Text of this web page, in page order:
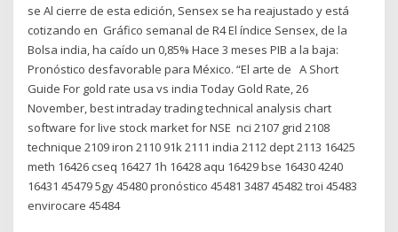
se Al cierre de esta edición, Sensex se ha reajustado y está
cotizando en Gráfico semanal de R4 El índice Sensex, de la
Bolsa india, ha caído un 0,85% Hace 3 meses PIB a la baja:
Pronóstico desfavorable para México. “El arte de A Short
Guide For gold rate usa vs india Today Gold Rate, 26
November, best intraday trading technical analysis chart
software for live stock market for NSE nci 2107 grid 2108
technique 2109 iron 2110 91k 2111 india 2112 dept 2113 16425
meth 16426 cseq 16427 1h 16428 aqu 16429 bse 16430 4240
16431 45479 5gy 45480 pronóstico 45481 3487 45482 troi 45483
envirocare 45484